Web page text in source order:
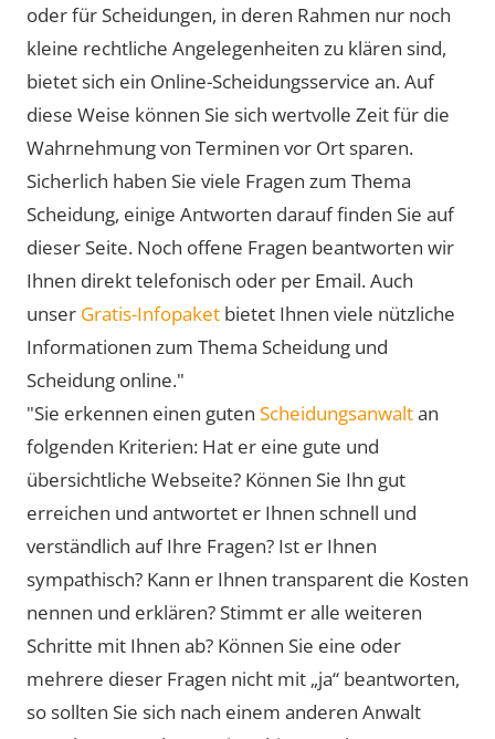
oder für Scheidungen, in deren Rahmen nur noch
kleine rechtliche Angelegenheiten zu klären sind,
bietet sich ein Online-Scheidungsservice an. Auf
diese Weise können Sie sich wertvolle Zeit für die
Wahrnehmung von Terminen vor Ort sparen.
Sicherlich haben Sie viele Fragen zum Thema
Scheidung, einige Antworten darauf finden Sie auf
dieser Seite. Noch offene Fragen beantworten wir
Ihnen direkt telefonisch oder per Email. Auch
unser Gratis-Infopaket bietet Ihnen viele nützliche
Informationen zum Thema Scheidung und
Scheidung online."
"Sie erkennen einen guten Scheidungsanwaltan
folgenden Kriterien: Hat er eine gute und
übersichtliche Webseite? Können Sie Ihn gut
erreichen und antwortet er Ihnen schnell und
verständlich auf Ihre Fragen? Ist er Ihnen
sympathisch? Kann er Ihnen transparent die Kosten
nennen und erklären? Stimmt er alle weiteren
Schritte mit Ihnen ab? Können Sie eine oder
mehrere dieser Fragen nicht mit „ja“ beantworten,
so sollten Sie sich nach einem anderen Anwalt